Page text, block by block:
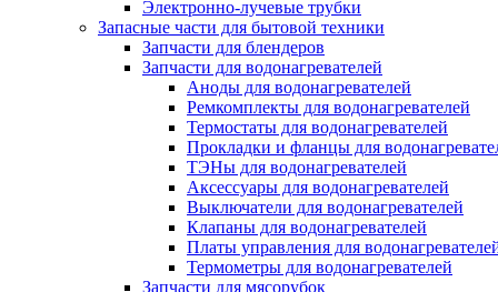
Электронно-лучевые трубки
Запасные части для бытовой техники
Запчасти для блендеров
Запчасти для водонагревателей
Аноды для водонагревателей
Ремкомплекты для водонагревателей
Термостаты для водонагревателей
Прокладки и фланцы для
ТЭНы для водонагревателей
Аксессуары для водонагревателей
Выключатели для водонагревателей
Клапаны для водонагревателей
Платы управления для
Термометры для водонагревателей
Запчасти для мясорубок